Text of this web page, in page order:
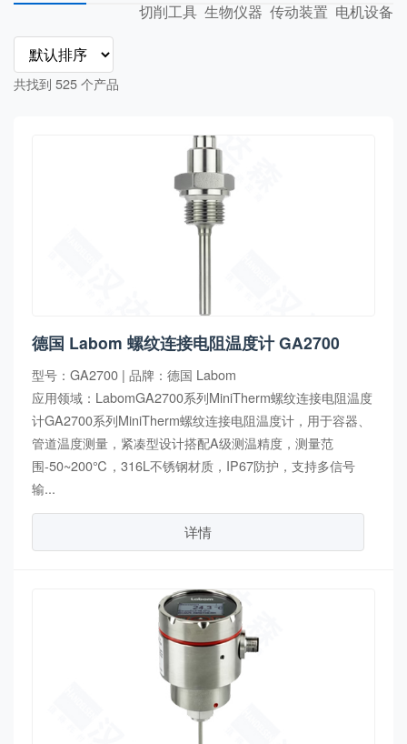
电机设备
传动装置
生物仪器
切削工具
共找到 525 个产品
德国 Labom 螺纹连接电阻温度计 GA2700
型号：GA2700 | 品牌：德国 Labom
应用领域：LabomGA2700系列MiniTherm螺纹连接电阻温度
计GA2700系列MiniTherm螺纹连接电阻温度计，用于容器、
管道温度测量，紧凑型设计搭配A级测温精度，测量范
围-50~200℃，316L不锈钢材质，IP67防护，支持多信号
输...
详情